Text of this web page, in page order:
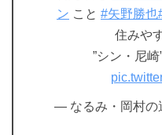
ン こと #矢野勝也
住みや
”シン・尼
— なるみ・岡村の